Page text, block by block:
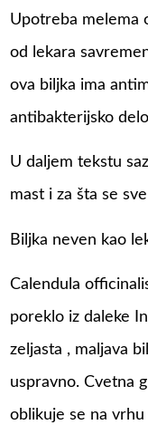
Upotreba melema
od lekara
ova biljka ima
antibakterijsko
U daljem tekstu
mast i za šta se
Biljka neven kao
Calendula
poreklo iz daleke
zeljasta , maljava
uspravno. Cvetna
oblikuje se na